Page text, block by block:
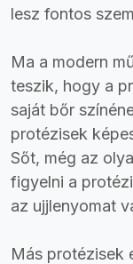
lesz fontos
Ma a modern
teszik, hogy a
saját bőr
protézisek
Sőt, még az
figyelni a
az ujjlenyomat
Más protézisek